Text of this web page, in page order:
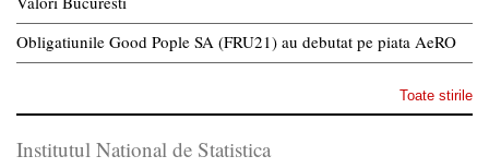
Obligatiunile Good Pople SA (FRU21) au debutat pe piata AeRO
Toate stirile
Institutul National de Statistica